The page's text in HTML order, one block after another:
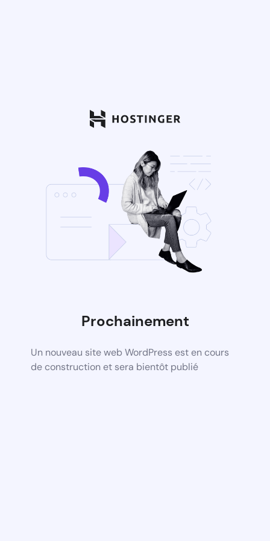
Prochainement
Un nouveau site web WordPress est en cours
de construction et sera bientôt publié